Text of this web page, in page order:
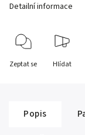
Detailní informace
Zeptat se Hlídat
Popis